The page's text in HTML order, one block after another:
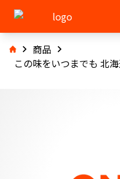
商品
この味をいつまでも 北